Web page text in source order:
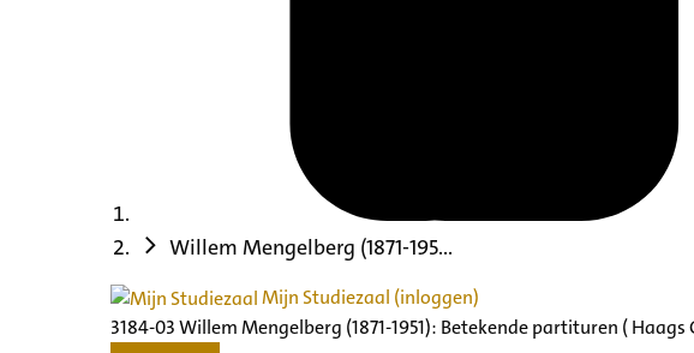
Willem Mengelberg (1871-195...
Mijn Studiezaal (inloggen)
3184-03 Willem Mengelberg (1871-1951): Betekende partituren (